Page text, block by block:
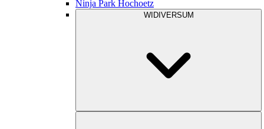
Ninja Park Hochoetz
WIDIVERSUM